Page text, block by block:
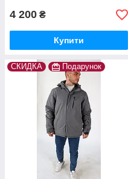
4 200 ₴
Купити
СКИДКА Подарунок